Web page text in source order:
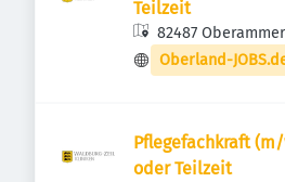
Teilzeit
82487
Oberland-
Pflegefachkraft
oder Teilzeit